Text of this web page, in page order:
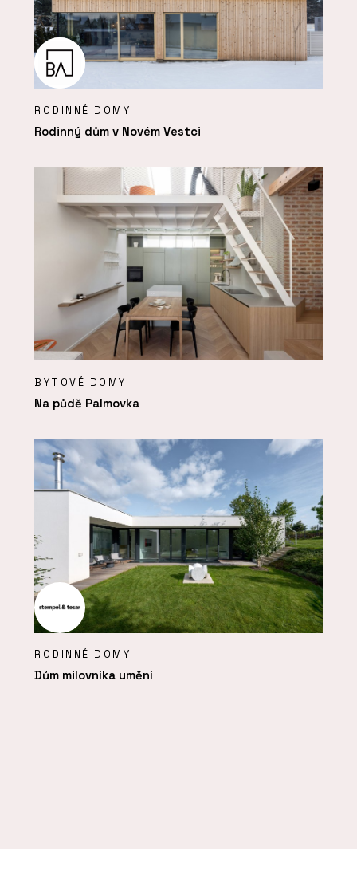
RODINNÉ DOMY
Rodinný dům v Novém Vestci
BYTOVÉ DOMY
Na půdě Palmovka
RODINNÉ DOMY
Dům milovníka umění